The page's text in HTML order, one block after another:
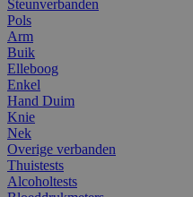
Steunverbanden
Pols
Arm
Buik
Elleboog
Enkel
Hand Duim
Knie
Nek
Overige verbanden
Thuistests
Alcoholtests